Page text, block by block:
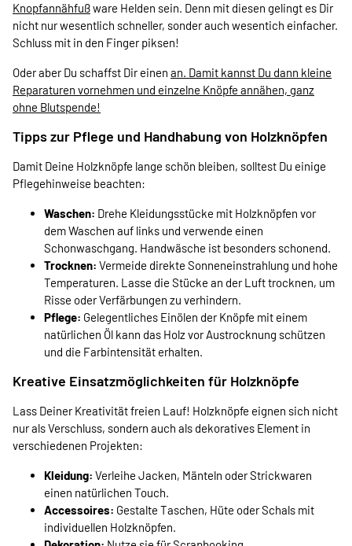
Knopfannähfußware Helden sein. Denn mit diesen gelingt es Dir
nicht nur wesentlich schneller, sonder auch wesentich einfacher.
Schluss mit in den Finger piksen!
Oder aber Du schaffst Dir einen an. Damit kannst Du dann kleine
Reparaturen vornehmen und einzelne Knöpfe annähen, ganz
ohne Blutspende!
Tipps zur Pflege und Handhabung von Holzknöpfen
Damit Deine Holzknöpfe lange schön bleiben, solltest Du einige
Pflegehinweise beachten:
Waschen: Drehe Kleidungsstücke mit Holzknöpfen vor
dem Waschen auf links und verwende einen
Schonwaschgang. Handwäsche ist besonders schonend.
Trocknen: Vermeide direkte Sonneneinstrahlung und hohe
Temperaturen. Lasse die Stücke an der Luft trocknen, um
Risse oder Verfärbungen zu verhindern.
Pflege: Gelegentliches Einölen der Knöpfe mit einem
natürlichen Öl kann das Holz vor Austrocknung schützen
und die Farbintensität erhalten.
Kreative Einsatzmöglichkeiten für Holzknöpfe
Lass Deiner Kreativität freien Lauf! Holzknöpfe eignen sich nicht
nur als Verschluss, sondern auch als dekoratives Element in
verschiedenen Projekten:
Kleidung: Verleihe Jacken, Mänteln oder Strickwaren
einen natürlichen Touch.
Accessoires: Gestalte Taschen, Hüte oder Schals mit
individuellen Holzknöpfen.